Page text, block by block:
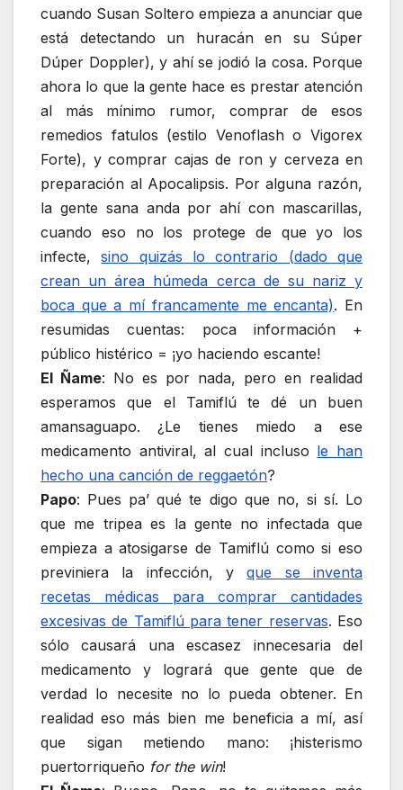
cuando Susan Soltero empieza a anunciar que
está detectando un huracán en su Súper
Dúper Doppler), y ahí se jodió la cosa. Porque
ahora lo que la gente hace es prestar atención
al más mínimo rumor, comprar de esos
remedios fatulos (estilo Venoflash o Vigorex
Forte), y comprar cajas de ron y cerveza en
preparación al Apocalipsis. Por alguna razón,
la gente sana anda por ahí con mascarillas,
cuando eso no los protege de que yo los
infecte,sino quizás lo contrario (dado que
crean un área húmeda cerca de su nariz y
boca que a mí francamente me encanta). En
resumidas cuentas: poca información +
público histérico = ¡yo haciendo escante!
El Ñame: No es por nada, pero en realidad
esperamos que el Tamiflú te dé un buen
amansaguapo. ¿Le tienes miedo a ese
medicamento antiviral, al cual incluso le han
hecho una canción de reggaetón?
Papo: Pues pa’ qué te digo que no, si sí. Lo
que me tripea es la gente no infectada que
empieza a atosigarse de Tamiflú como si eso
previniera la infección, yque se inventa
recetas médicas para comprar cantidades
excesivas de Tamiflú para tener reservas. Eso
sólo causará una escasez innecesaria del
medicamento y logrará que gente que de
verdad lo necesite no lo pueda obtener. En
realidad eso más bien me beneficia a mí, así
que sigan metiendo mano: ¡histerismo
puertorriqueño for the win!